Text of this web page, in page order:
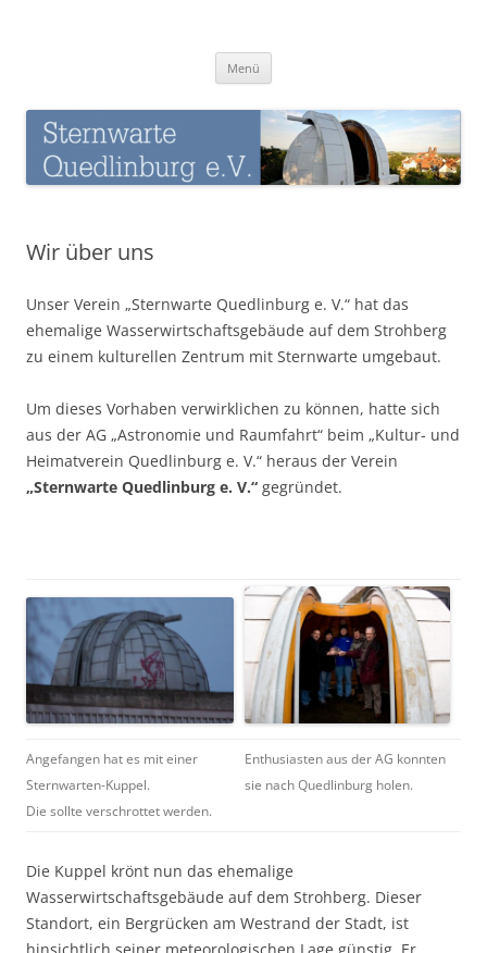
Menü
Wir über uns
Unser Verein „Sternwarte Quedlinburg e. V.“ hat das
ehemalige Wasserwirtschaftsgebäude auf dem Strohberg
zu einem kulturellen Zentrum mit Sternwarte umgebaut.
Um dieses Vorhaben verwirklichen zu können, hatte sich
aus der AG „Astronomie und Raumfahrt“ beim „Kultur- und
Heimatverein Quedlinburg e. V.“ heraus der Verein
„Sternwarte Quedlinburg e. V.“ gegründet.
Angefangen hat es mit einer
Sternwarten-Kuppel.
Die sollte verschrottet werden.
Enthusiasten aus der AG konnten
sie nach Quedlinburg holen.
Die Kuppel krönt nun das ehemalige
Wasserwirtschaftsgebäude auf dem Strohberg. Dieser
Standort, ein Bergrücken am Westrand der Stadt, ist
hinsichtlich seiner meteorologischen Lage günstig. Er